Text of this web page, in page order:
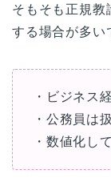
そもそも正規教
する場合が多い
・ビジネス
・公務員は
・数値化し